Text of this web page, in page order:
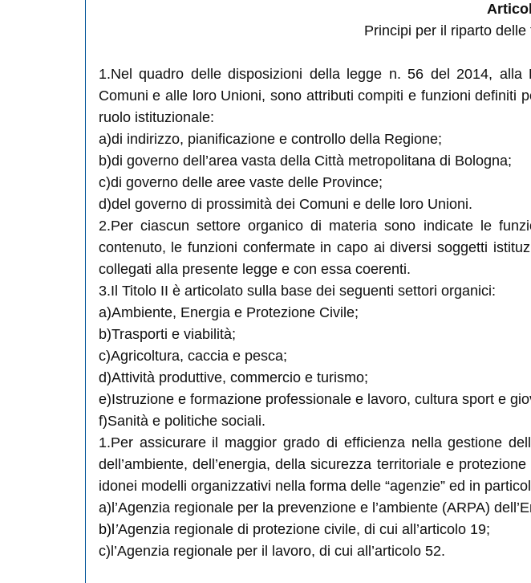
Principi per il riparto
1.Nel quadro delle disposizioni della legge n. 56 del 2014,
Comuni e alle loro Unioni, sono attributi compiti e funzioni definiti
ruolo istituzionale:
a)di indirizzo, pianificazione e controllo della Regione;
b)di governo dell’area vasta della Città metropolitana di Bologna;
c)di governo delle aree vaste delle Province;
d)del governo di prossimità dei Comuni e delle loro Unioni.
2.Per ciascun settore organico di materia sono indicate le
contenuto, le funzioni confermate in capo ai diversi soggetti
collegati alla presente legge e con essa coerenti.
3.Il Titolo II è articolato sulla base dei seguenti settori organici:
a)Ambiente, Energia e Protezione Civile;
b)Trasporti e viabilità;
c)Agricoltura, caccia e pesca;
d)Attività produttive, commercio e turismo;
e)Istruzione e formazione professionale e lavoro, cultura sport e
f)Sanità e politiche sociali.
1.Per assicurare il maggior grado di efficienza nella gestione
dell’ambiente, dell’energia, della sicurezza territoriale e
idonei modelli organizzativi nella forma delle “agenzie” ed in
a)l’Agenzia regionale per la prevenzione e l’ambiente (ARPA)
b)l ’Agenzia regionale di protezione civile, di cui all’articolo 19;
c)l’Agenzia regionale per il lavoro, di cui all’articolo 52.